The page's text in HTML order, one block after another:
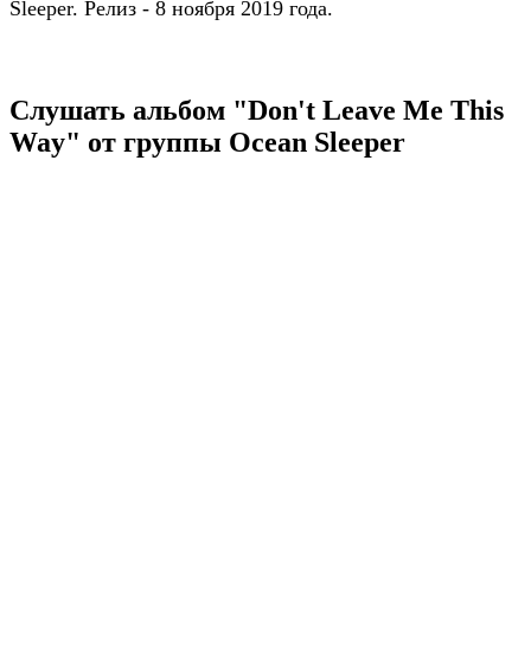
Sleeper. Релиз - 8 ноября 2019 года.
Слушать альбом "Don't Leave Me This
Way" от группы Ocean Sleeper